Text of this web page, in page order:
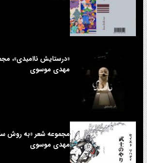
«درستایش ناامیدی»،
مهدی موسوی
مجموعه شعر «به روش
مهدی موسوی